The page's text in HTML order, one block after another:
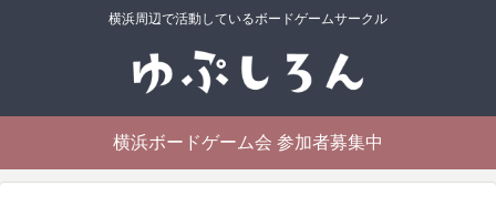
横浜周辺で活動しているボードゲームサークル
横浜ボードゲーム会 参加者募集中